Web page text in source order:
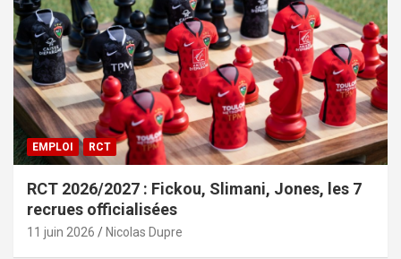
EMPLOI RCT
RCT 2026/2027 : Fickou, Slimani, Jones, les 7
recrues officialisées
11 juin 2026 Nicolas Dupre